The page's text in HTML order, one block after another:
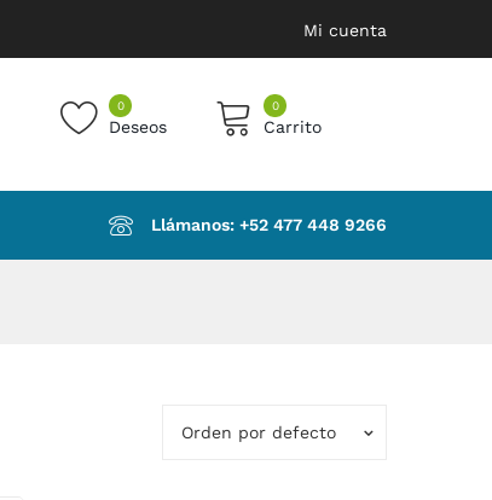
Mi cuenta
0
Deseos
0
Carrito
in the cart.
Llámanos: ‪+52 477 448 9266‬
Orden por defecto